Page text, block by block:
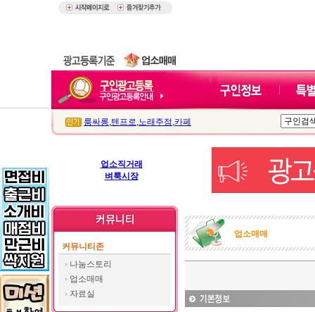
룸싸롱,텐프로,노래주점 ,카페
업소직거래
벼룩시장
커뮤니티존
나눔스토리
업소매매
자료실
업소매매